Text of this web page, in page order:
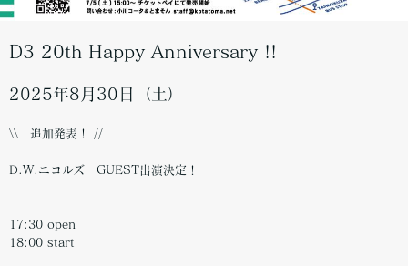
D3 20th Happy Anniversary !!
2025年8月30日（土）
\\ 追加発表！ //
D.W.ニコルズ GUEST出演決定！
17:30 open
18:00 start